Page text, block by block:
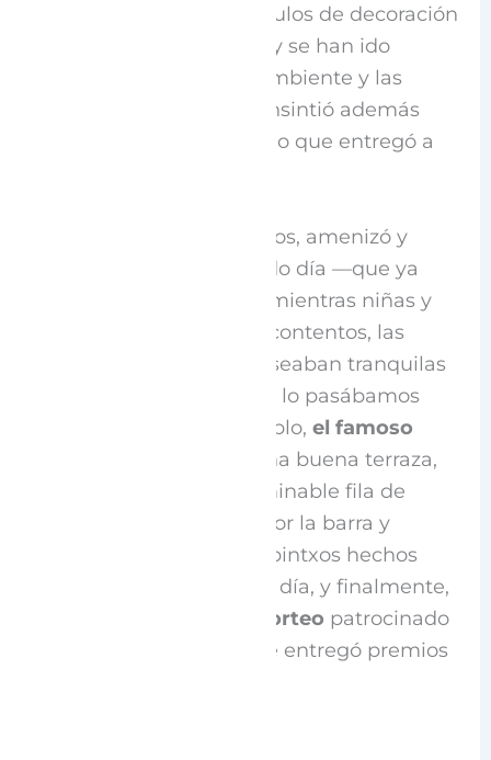
inciensos, maderas, artículos de decoración
e incluso algunos libros, y se han ido
contentos con el buen ambiente y las
ventas; la alcaldía los consintió además
con un pequeño obsequio que entregó a
de los trikititxos, amenizó y
alegró aún más el soleado día —que ya
buena falta nos hacía— mientras niñas y
niños corrían y jugaban contentos, las
personas mayores se paseaban tranquilas
entre los puestos y todos lo pasábamos
muy bien. El bar del pueblo, el famoso
se lució con una buena terraza,
atendiendo a una interminable fila de
personas que pasaban por la barra y
ofreciendo una serie de pintxos hechos
especialmente para este día, y finalmente,
Sorteo patrocinado
por el Ayuntamiento que entregó premios